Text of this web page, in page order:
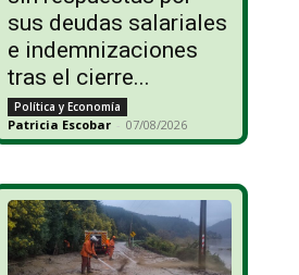
sus deudas salariales
e indemnizaciones
tras el cierre...
Política y Economía
Patricia Escobar - 07/08/2026